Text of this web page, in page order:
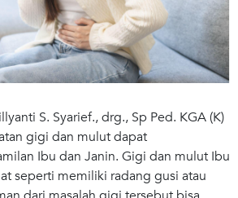
S. Syarief., drg., Sp Ped. KGA (K)
gigi dan mulut dapat
Ibu dan Janin. Gigi dan mulut Ibu
seperti memiliki radang gusi atau